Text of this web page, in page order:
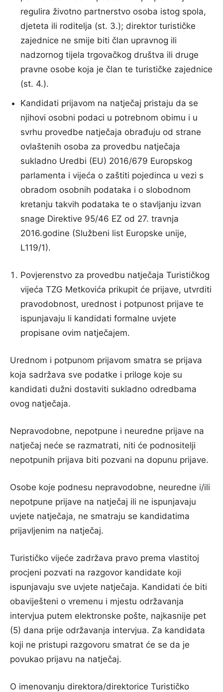
regulira životno partnerstvo osoba istog spola,
djeteta ili roditelja (st. 3.); direktor turističke
zajednice ne smije biti član upravnog ili
nadzornog tijela trgovačkog društva ili druge
pravne osobe koja je član te turističke zajednice
(st. 4.).
Kandidati prijavom na natječaj pristaju da se
njihovi osobni podaci u potrebnom obimu i u
svrhu provedbe natječaja obrađuju od strane
ovlaštenih osoba za provedbu natječaja
sukladno Uredbi (EU) 2016/679 Europskog
parlamenta i vijeća o zaštiti pojedinca u vezi s
obradom osobnih podataka i o slobodnom
kretanju takvih podataka te o stavljanju izvan
snage Direktive 95/46 EZ od 27. travnja
2016.godine (Službeni list Europske unije,
L119/1).
Povjerenstvo za provedbu natječaja Turističkog
vijeća TZG Metkovića prikupit će prijave, utvrditi
pravodobnost, urednost i potpunost prijave te
ispunjavaju li kandidati formalne uvjete
propisane ovim natječajem.
Urednom i potpunom prijavom smatra se prijava
koja sadržava sve podatke i priloge koje su
kandidati dužni dostaviti sukladno odredbama
ovog natječaja.
Nepravodobne, nepotpune i neuredne prijave na
natječaj neće se razmatrati, niti će podnositelji
nepotpunih prijava biti pozvani na dopunu prijave.
Osobe koje podnesu nepravodobne, neuredne i/ili
nepotpune prijave na natječaj ili ne ispunjavaju
uvjete natječaja, ne smatraju se kandidatima
prijavljenim na natječaj.
Turističko vijeće zadržava pravo prema vlastitoj
procjeni pozvati na razgovor kandidate koji
ispunjavaju sve uvjete natječaja. Kandidati će biti
obaviješteni o vremenu i mjestu održavanja
intervjua putem elektronske pošte, najkasnije pet
(5) dana prije održavanja intervjua. Za kandidata
koji ne pristupi razgovoru smatrat će se da je
povukao prijavu na natječaj.
O imenovanju direktora/direktorice Turističko